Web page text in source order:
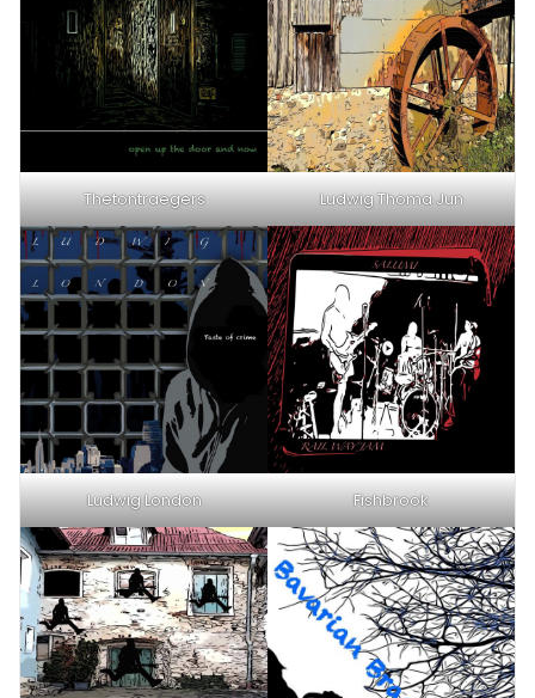
Thetontraegers Ludwig Thoma Jun
Ludwig London Fishbrook